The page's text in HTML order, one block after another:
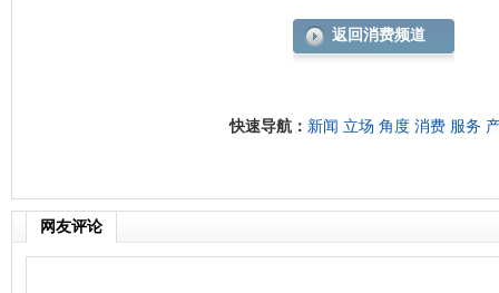
返回消费频道
快速导航： 新闻 立场 角度 消费 服务
网友评论